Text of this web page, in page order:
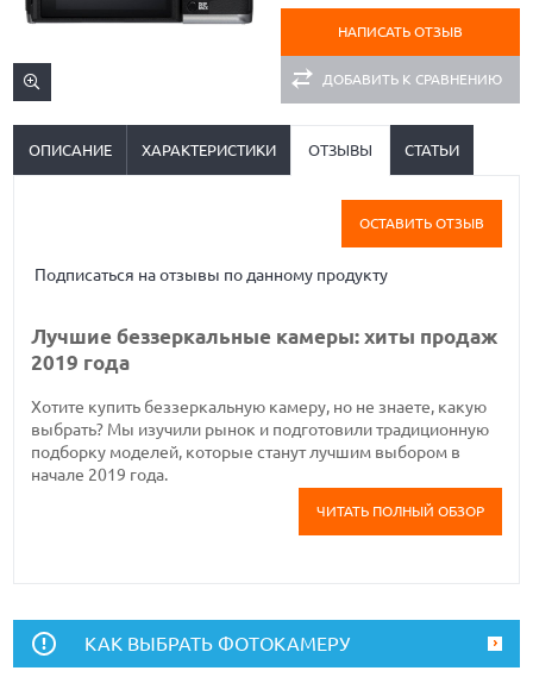
НАПИСАТЬ ОТЗЫВ
ДОБАВИТЬ К СРАВНЕНИЮ
ОПИСАНИЕ ХАРАКТЕРИСТИКИ ОТЗЫВЫ СТАТЬИ
ОСТАВИТЬ ОТЗЫВ
Подписаться на отзывы по данному продукту
Лучшие беззеркальные камеры: хиты продаж
2019 года
Хотите купить беззеркальную камеру, но не знаете, какую
выбрать? Мы изучили рынок и подготовили традиционную
подборку моделей, которые станут лучшим выбором в
начале 2019 года.
ЧИТАТЬ ПОЛНЫЙ ОБЗОР
КАК ВЫБРАТЬ ФОТОКАМЕРУ